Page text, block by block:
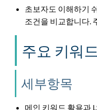
초보자도 이해하기
조건을 비교합니다.
주요 키워
세부항목
메인 키워드 활용과